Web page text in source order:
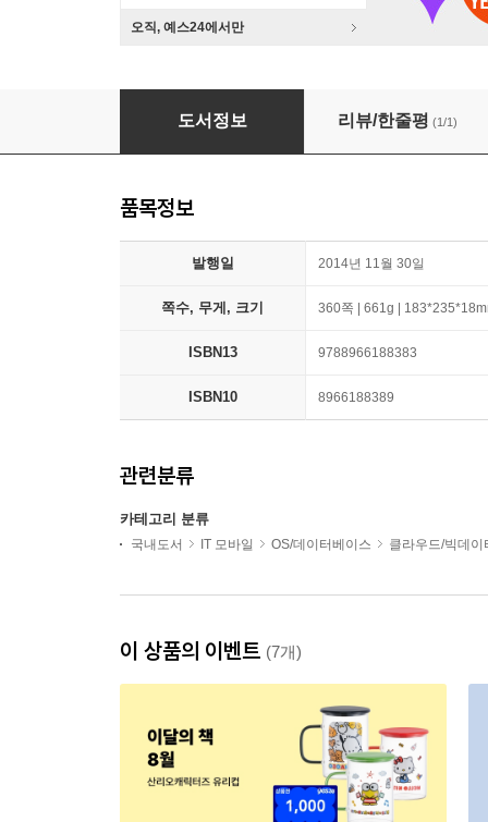
오직, 예스24에서만
가장 빨리 만나는 도커 Docker
도서정보 리뷰/한줄평 (1/1)
품목정보
발행일 2014년 11월 30일
쪽수, 무게, 크기 360쪽 | 661g |
ISBN13 9788966188383
ISBN10 8966188389
관련분류
카테고리 분류
국내도서 IT 모바일 OS/데이터베이스 클라우드/빅데이
이 상품의 이벤트 (7개)